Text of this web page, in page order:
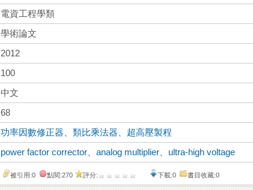
電資工程學類
學術論文
2012
100
中文
68
功率因數修正器 、類比乘法器
超高壓製程
power factor corrector 、analog multiplier
ultra-high voltage
被引用:0 點閱:270 評分: 下載:0 書目收藏:0